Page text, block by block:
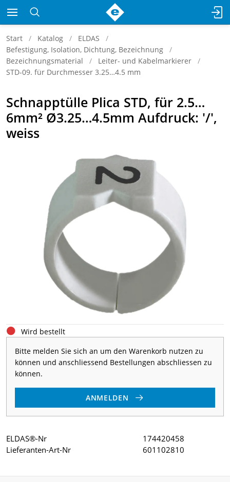
Start Katalog
ELDAS
Befestigung, Isolation, Dichtung, Bezeichnung
Bezeichnungsmaterial
Leiter- und Kabelmarkierer
STD-09. für Durchmesser 3.25…4.5 mm
Schnapptülle Plica STD, für 2.5…
6mm² Ø3.25…4.5mm Aufdruck: '/',
weiss
Wird bestellt
Bitte melden Sie sich an um den Warenkorb nutzen zu
können und anschliessend Bestellungen abschliessen zu
können.
ANMELDEN
ELDAS®-Nr
174420458
Lieferanten-Art-Nr
601102810